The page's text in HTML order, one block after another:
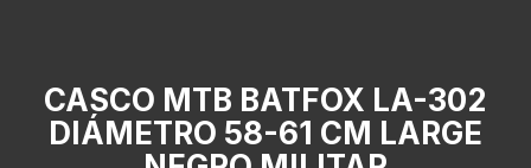
CASCO MTB BATFOX LA-302
DIÁMETRO 58-61 CM LARGE